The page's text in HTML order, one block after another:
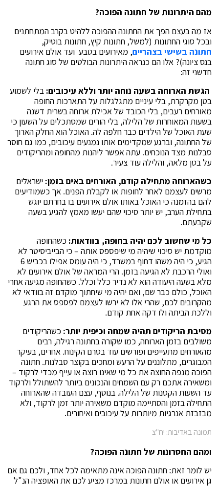
מהם היתרונות של חתונה הפוכה?
אז מה בעצם הפך את החתונה ההפוכה ללהיט בקרב המתחתנים
ובכל סוגי החתונות (למשל, חתונות קיץ, חתונות בוטיק,
חתונה בשישי בצהריים, מאירועים בטבע ועד אולם אירועים
בנס ציונה)? אלו הם כנראה היתרונות הבולטים של סוג חתונה
חדשני זה:
הגשת הארוחה בשעה נוחה יותר וללא עיכובים: בלי לשמוע
בטן מקרקרת, בלי עיניים מתגלגלות על התארכות החופה
מאורחים רעבים, בלי הכובד של אכילת ארוחה בשרית דשנה
בשעות המאוחרות של הלילה, בלי הורים שמסתכלים על השעון כי
שעת האוכל של הילדים כבר חלפה לה. האוכל הוא החלק הארוך
של החתונה, וברגע שמקדימים אותו נמנעים עיכובים, כמו גם חוסר
סבלנות מצד הנוכחים. עתה אפשר ליהנות מהחופה ומהריקודים
על בטן מלאה, והלילה עוד צעיר.
כשהארוחה מתחילה קודם, האורחים באים בזמן: ישראלים
מרשים לעצמם לאחר לחופות או לקבלת הפנים. אך כשמודיעים
להם בהזמנה כי האוכל באותו אולם אירועים בו בחרתם יוגש
בתחילת הערב, יש יותר סיכוי שהם יעשו מאמץ להגיע בשעה
שקבעתם.
כל מי שחשוב לכם יהיה בחופה, בוודאות: כשהחופה
מוקדמת יש סיכוי שיהיה מי שיפספס אותה – כי הבייביסיטר לא
הגיע, כי היה משהו דחוף במשרד, כי היה עומס אפילו בכביש 6
ואולי הרכבת לא הגיעה בזמן. הרי המראה של אולם אירועים לא
מלא בשעה היעודה הוא לא נדיר כלל וכלל. כשהחופה מגיעה אחרי
האוכל, כולם כבר שם, ואם יהיה מי שיחתוך מוקדם זה בוודאי לא
מהקרובים לכם, שהרי אלו לא ירשו לעצמם לפספס את הרגע
וללכת הביתה ולו דקה אחת קודם.
מסיבת הריקודים תהיה שמחה וכיפית יותר: כשהריקודים
משולבים בזמן הארוחה, כמו שקורה בחתונה רגילה, רבים
מהאורחים מתעייפים ופורשים עוד בטרם הקינוח. אחרים, בעיקר
המבוגרים, מתלוננים על הרעש ומחכים בקוצר סבלנות. חתונה
הפוכה מנפה החוצה את כל מי שאינו רוצה או עייף מכדי לרקוד –
ומשאירה אתכם רק עם השמחים והנכונים ביותר להשתולל ולרקוד
עד השעות הקטנות של הלילה. בנוסף, עצם העובדה שהארוחה
התחילה בזמן והסתיימה מוקדם משאירה יותר זמן לרקוד, ולא
מבזבזת אנרגיות מיותרות על עיכובים ואיחורים.
תמונה באדיבות: יח"צ
ומהם החסרונות של חתונה הפוכה?
יש לומר זאת: חתונה הפוכה אינה מתאימה לכל אחד, ולכם גם אם
גן אירועים או אולם חתונות במרכז מציע לכם את האופציה הנ"ל